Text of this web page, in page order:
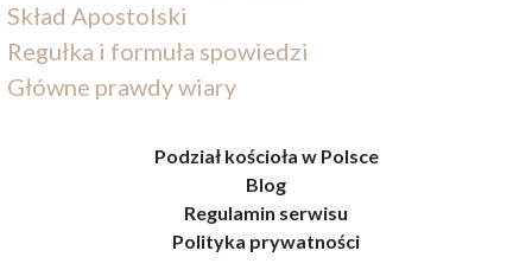
Skład Apostolski
Regułka i formuła spowiedzi
Główne prawdy wiary
Podział kościoła w Polsce
Blog
Regulamin serwisu
Polityka prywatności